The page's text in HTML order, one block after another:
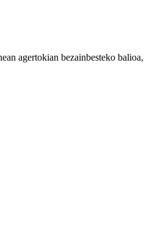
agertokian bezainbesteko